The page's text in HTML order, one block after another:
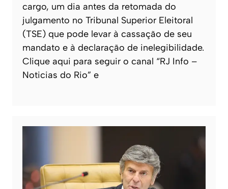
cargo, um dia antes da retomada do
julgamento no Tribunal Superior Eleitoral
(TSE) que pode levar à cassação de seu
mandato e à declaração de inelegibilidade.
Clique aqui para seguir o canal “RJ Info –
Noticias do Rio” e